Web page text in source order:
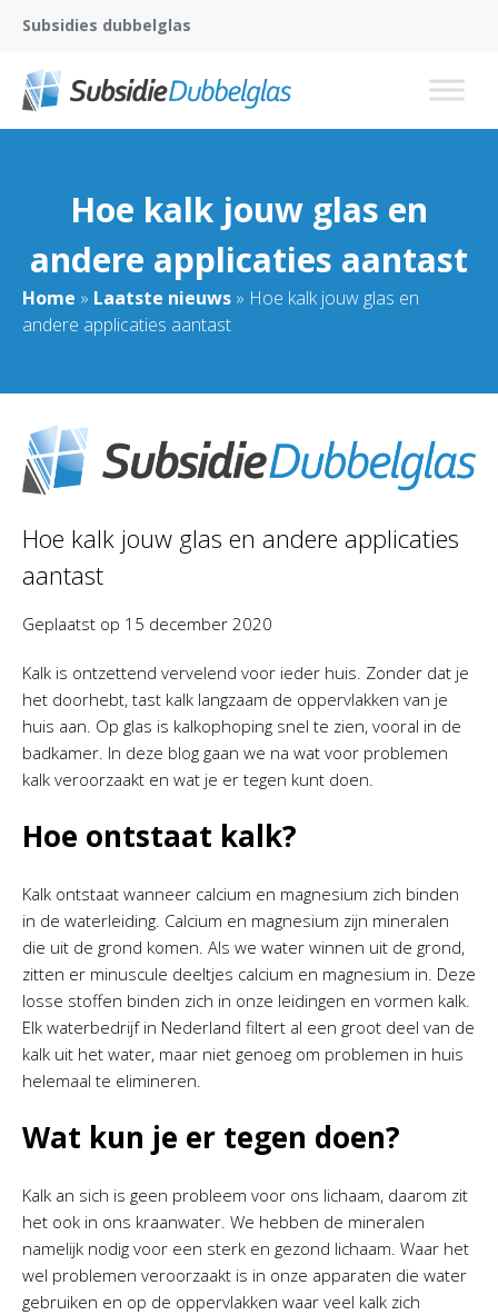
Subsidies dubbelglas
Hoe kalk jouw glas en
andere applicaties aantast
Home » Laatste nieuws » Hoe kalk jouw glas en
andere applicaties aantast
Hoe kalk jouw glas en andere applicaties
aantast
Geplaatst op 15 december 2020
Kalk is ontzettend vervelend voor ieder huis. Zonder dat je
het doorhebt, tast kalk langzaam de oppervlakken van je
huis aan. Op glas is kalkophoping snel te zien, vooral in de
badkamer. In deze blog gaan we na wat voor problemen
kalk veroorzaakt en wat je er tegen kunt doen.
Hoe ontstaat kalk?
Kalk ontstaat wanneer calcium en magnesium zich binden
in de waterleiding. Calcium en magnesium zijn mineralen
die uit de grond komen. Als we water winnen uit de grond,
zitten er minuscule deeltjes calcium en magnesium in. Deze
losse stoffen binden zich in onze leidingen en vormen kalk.
Elk waterbedrijf in Nederland filtert al een groot deel van de
kalk uit het water, maar niet genoeg om problemen in huis
helemaal te elimineren.
Wat kun je er tegen doen?
Kalk an sich is geen probleem voor ons lichaam, daarom zit
het ook in ons kraanwater. We hebben de mineralen
namelijk nodig voor een sterk en gezond lichaam. Waar het
wel problemen veroorzaakt is in onze apparaten die water
gebruiken en op de oppervlakken waar veel kalk zich